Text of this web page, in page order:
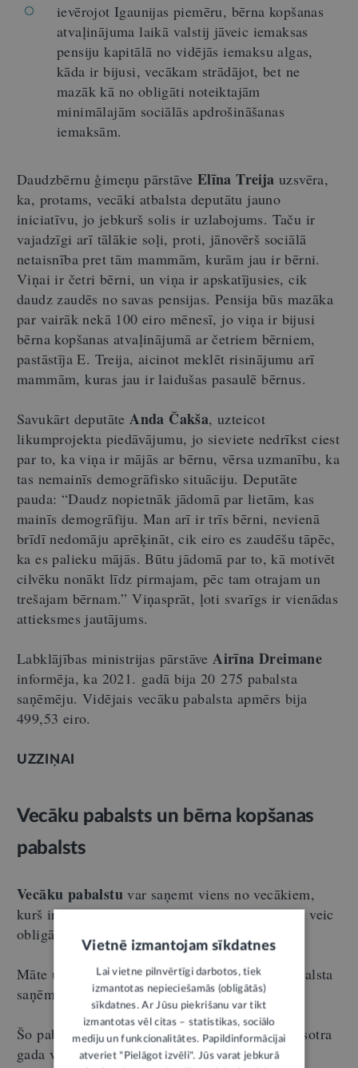
ievērojot Igaunijas piemēru, bērna kopšanas
atvaļinājuma laikā valstij jāveic iemaksas
pensiju kapitālā no vidējās iemaksu algas,
kāda ir bijusi, vecākam strādājot, bet ne
mazāk kā no obligāti noteiktajām
minimālajām sociālās apdrošināšanas
iemaksām.
Daudzbērnu ģimeņu pārstāve Elīna Treija uzsvēra,
ka, protams, vecāki atbalsta deputātu jauno
iniciatīvu, jo jebkurš solis ir uzlabojums. Taču ir
vajadzīgi arī tālākie soļi, proti, jānovērš sociālā
netaisnība pret tām mammām, kurām jau ir bērni.
Viņai ir četri bērni, un viņa ir apskatījusies, cik
daudz zaudēs no savas pensijas. Pensija būs mazāka
par vairāk nekā 100 eiro mēnesī, jo viņa ir bijusi
bērna kopšanas atvaļinājumā ar četriem bērniem,
pastāstīja E. Treija, aicinot meklēt risinājumu arī
mammām, kuras jau ir laidušas pasaulē bērnus.
Savukārt deputāte Anda Čakša, uzteicot
likumprojekta piedāvājumu, jo sieviete nedrīkst ciest
par to, ka viņa ir mājās ar bērnu, vērsa uzmanību, ka
tas nemainīs demogrāfisko situāciju. Deputāte
pauda: “Daudz nopietnāk jādomā par lietām, kas
mainīs demogrāfiju. Man arī ir trīs bērni, nevienā
brīdī nedomāju aprēķināt, cik eiro es zaudēšu tāpēc,
ka es palieku mājās. Būtu jādomā par to, kā motivēt
cilvēku nonākt līdz pirmajam, pēc tam otrajam un
trešajam bērnam.” Viņasprāt, ļoti svarīgs ir vienādas
attieksmes jautājums.
Labklājības ministrijas pārstāve Airīna Dreimane
informēja, ka 2021. gadā bija 20 275 pabalsta
saņēmēju. Vidējais vecāku pabalsta apmērs bija
499,53 eiro.
UZZIŅAI
Vecāku pabalsts un bērna kopšanas
pabalsts
Vecāku pabalstu var saņemt viens no vecākiem,
kurš ir darba ņēmējs vai pašnodarbinātais, kurš veic
obligātās iemaksas.
Māte un tēvs savstarpēji vienojas, kurš būs pabalsta
saņēmējs.
Šo pabalstu var saņemt līdz bērna viena vai pusotra
gada vecumam.
Vietnē izmantojam sīkdatnes
Lai vietne pilnvērtīgi darbotos, tiek
izmantotas nepieciešamās (obligātās)
sīkdatnes. Ar Jūsu piekrišanu var tikt
izmantotas vēl citas – statistikas, sociālo
mediju un funkcionalitātes. Papildinformācijai
atveriet "Pielāgot izvēli". Jūs varat jebkurā